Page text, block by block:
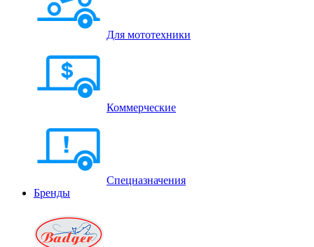
Для мототехники
Коммерческие
Спецназначения
Бренды